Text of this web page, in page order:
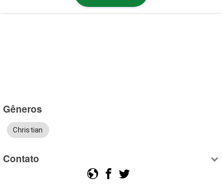
Gêneros
Christian
Contato